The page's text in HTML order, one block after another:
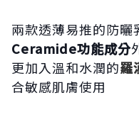
兩款透薄易推的防曬
Ceramide功能成分
更加入溫和水潤的羅
合敏感肌膚使用